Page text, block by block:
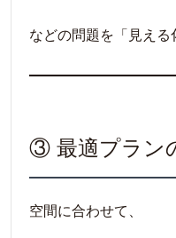
などの問題を「見える
③ 最適プラン
空間に合わせて、